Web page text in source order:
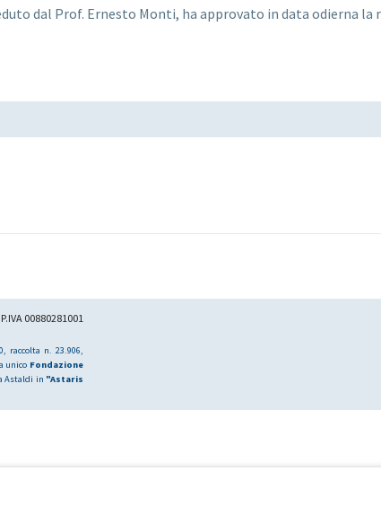
dal Prof. Ernesto Monti, ha approvato in data odierna
00880281001
raccolta n. 23.906,
unico Fondazione
Astaldi in "Astaris